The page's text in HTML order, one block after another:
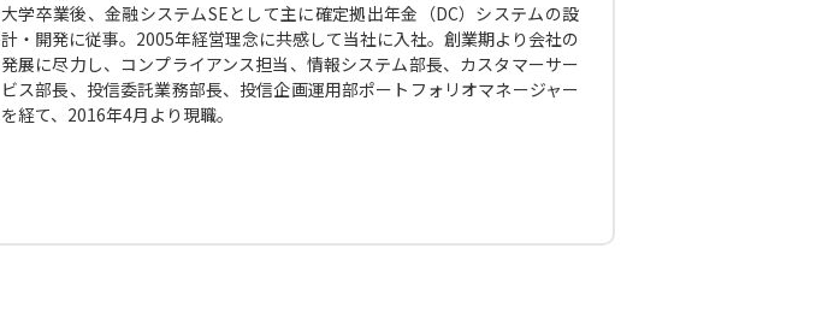
大学卒業後、金融システムSEとして主に確定拠出年金（DC）システムの設
計・開発に従事。2005年経営理念に共感して当社に入社。創業期より会社の
発展に尽力し、コンプライアンス担当、情報システム部長、カスタマーサー
ビス部長、投信委託業務部長、投信企画運用部ポートフォリオマネージャー
を経て、2016年4月より現職。